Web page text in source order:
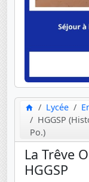
Lycée
HGGSP
Po.)
La Trêve
HGGSP